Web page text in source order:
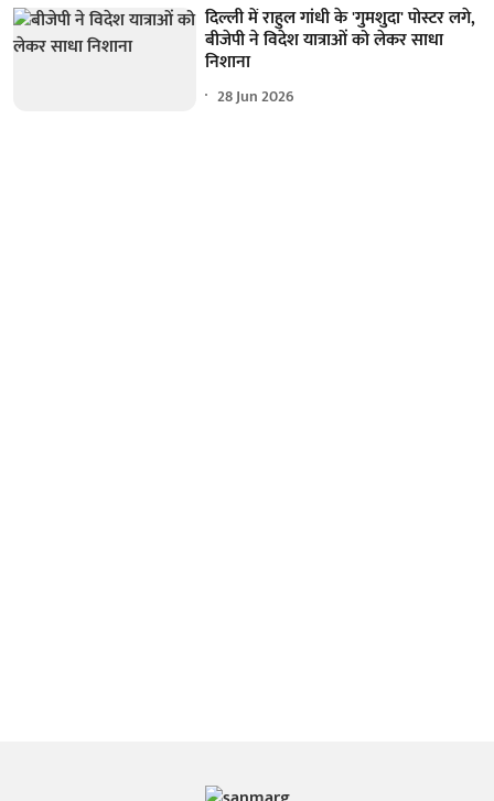
दिल्ली में राहुल गांधी के 'गुमशुदा' पोस्टर लगे,
बीजेपी ने विदेश यात्राओं को लेकर साधा
निशाना
28 Jun 2026